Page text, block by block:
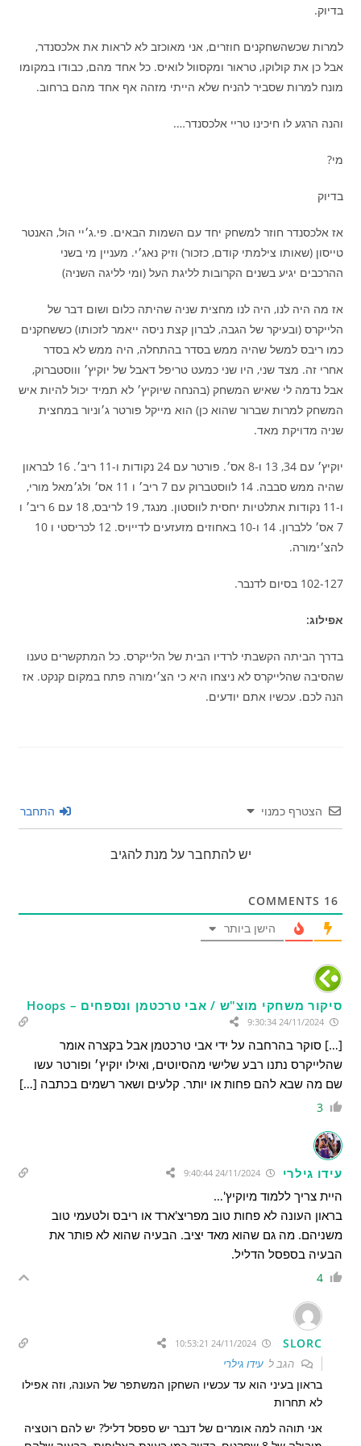
בדיוק.
למרות שכשהשחקנים חוזרים, אני מאוכזב לא לראות את אלכסנדר,
אבל כן את קולוקו, טראור ומקסוול לואיס. כל אחד מהם, כבודו במקומו
מונח למרות שסביר להניח שלא הייתי מזהה אף אחד מהם ברחוב.
והנה הרגע לו חיכינו טריי אלכסנדר….
מי?
בדיוק
אז אלכסנדר חוזר למשחק יחד עם השמות הבאים. פי.ג׳יי הול, האנטר
טייסון (שאותו צילמתי קודם, כזכור) וזיק נאג׳י. מעניין מי בשני
ההרכבים יגיע בשנים הקרובות לליגת העל (ומי לליגה השניה)
אז מה היה לנו, היה לנו מחצית שניה שהיתה כלום ושום דבר של
הלייקרס (ובעיקר של הגבה, לברון קצת ניסה ייאמר לזכותו) כששחקנים
כמו ריבס למשל שהיה ממש בסדר בהתחלה, היה ממש לא בסדר
אחרי זה. מצד שני, היו שני כמעט טריפל דאבל של יוקיץ׳ וווסטברוק,
אבל נדמה לי שאיש המשחק (בהנחה שיוקיץ׳ לא תמיד יכול להיות איש
המשחק למרות שברור שהוא כן) הוא מייקל פורטר ג׳וניור במחצית
שניה מדויקת מאד.
יוקיץ׳ עם 34, 13 ו-8 אס׳. פורטר עם 24 נקודות ו-11 ריב׳. 16 לבראון
שהיה ממש סבבה. 14 לווסטברוק עם 7 ריב׳ ו 11 אס׳ ולג׳מאל מורי,
ו-11 נקודות אתלטיות יחסית לווסטון. מנגד, 19 לריבס, 18 עם 6 ריב׳ ו
7 אס׳ ללברון. 14 ו-10 באחוזים מזעזעים לדייויס. 12 לכריסטי ו 10
להצ׳ימורה.
102-127 בסיום לדנבר.
אפילוג:
בדרך הביתה הקשבתי לרדיו הבית של הלייקרס. כל המתקשרים טענו
שהסיבה שהלייקרס לא ניצחו היא כי הצ׳ימורה פתח במקום קנקט. אז
הנה לכם. עכשיו אתם יודעים.
הצטרף כמנוי התחבר
יש להתחבר על מנת להגיב
16
הישן ביותר
סיקור משחקי מוצ"ש / אבי טרכטמן ונספחים – Hoops
24/11/2024 9:30:34
[…] סוקר בהרחבה על ידי אבי טרכטמן אבל בקצרה אומר
שהלייקרס נתנו רבע שלישי מהסיוטים, ואילו יוקיץ׳ ופורטר עשו
שם מה שבא להם פחות או יותר. קלעים ושאר רשמים בכתבה […]
3
עידו גילרי 24/11/2024 9:40:44
היית צריך ללמוד מיוקיץ'…
בראון העונה לא פחות טוב מפריצ'ארד או ריבס ולטעמי טוב
משניהם. מה גם שהוא מאד יציב. הבעיה שהוא לא פותר את
הבעיה בספסל הדליל.
4
SLORC
הגב לעידו גילרי
בראון בעיני הוא עד עכשיו השחקן המשתפר של העונה, וזה אפילו
לא תחרות
אני תוהה למה אומרים של דנבר יש ספסל דליל? יש להם רוטציה